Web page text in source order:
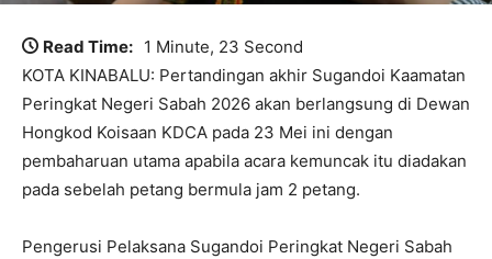
Read Time: 1 Minute, 23 Second
KOTA KINABALU: Pertandingan akhir Sugandoi Kaamatan
Peringkat Negeri Sabah 2026 akan berlangsung di Dewan
Hongkod Koisaan KDCA pada 23 Mei ini dengan
pembaharuan utama apabila acara kemuncak itu diadakan
pada sebelah petang bermula jam 2 petang.
Pengerusi Pelaksana Sugandoi Peringkat Negeri Sabah